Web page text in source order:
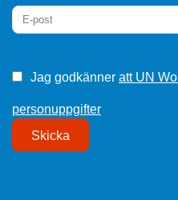
Jag godkänner att UN
personuppgifter
Skicka